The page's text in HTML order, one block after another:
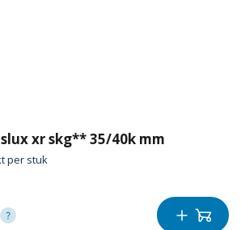
xr skg** 35/40k mm
per stuk